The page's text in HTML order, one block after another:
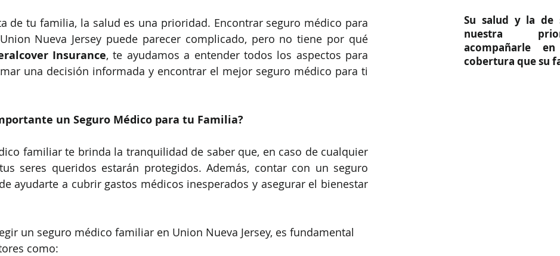
de tu familia, la salud es una prioridad. Encontrar seguro médico para
Nueva Jersey puede parecer complicado, pero no tiene por qué
Insurance, te ayudamos a entender todos los aspectos para
una decisión informada y encontrar el mejor seguro médico para ti
un Seguro Médico para tu Familia?
familiar te brinda la tranquilidad de saber que, en caso de cualquier
seres queridos estarán protegidos. Además, contar con un seguro
ayudarte a cubrir gastos médicos inesperados y asegurar el bienestar
un seguro médico familiar en Union Nueva Jersey, es fundamental
como:
Su salud y la de
nuestra
acompañarle
cobertura que su